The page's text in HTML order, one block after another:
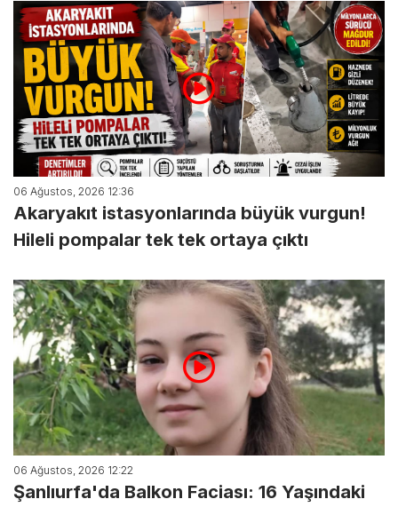
06 Ağustos, 2026 12:36
Akaryakıt istasyonlarında büyük vurgun!
Hileli pompalar tek tek ortaya çıktı
06 Ağustos, 2026 12:22
Şanlıurfa'da Balkon Faciası: 16 Yaşındaki